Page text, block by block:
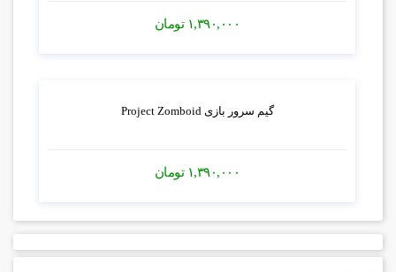
۱,۳۹۰,۰۰۰ تومان
گیم سرور بازی Project Zomboid
۱,۳۹۰,۰۰۰ تومان